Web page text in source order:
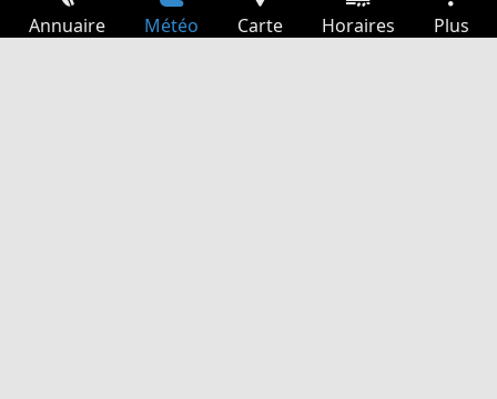
Annuaire Météo Carte Horaires Plus